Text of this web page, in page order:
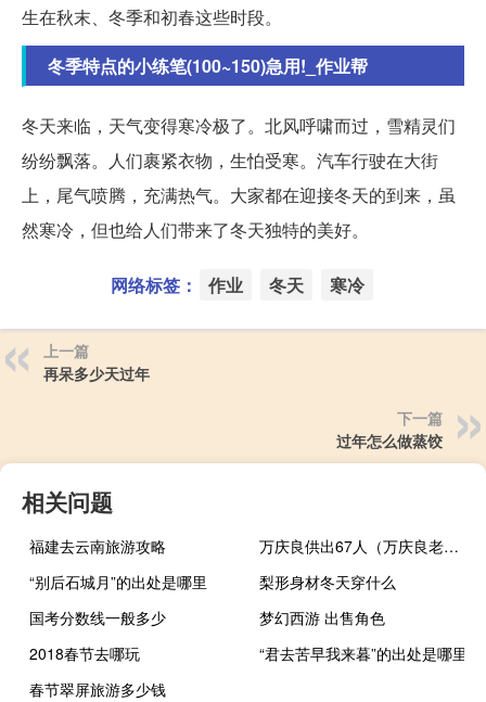
生在秋末、冬季和初春这些时段。
冬季特点的小练笔(100~150)急用!_作业帮
冬天来临，天气变得寒冷极了。北风呼啸而过，雪精灵们
纷纷飘落。人们裹紧衣物，生怕受寒。汽车行驶在大街
上，尾气喷腾，充满热气。大家都在迎接冬天的到来，虽
然寒冷，但也给人们带来了冬天独特的美好。
网络标签： 作业 冬天 寒冷
上一篇
再呆多少天过年
下一篇
过年怎么做蒸饺
相关问题
福建去云南旅游攻略
万庆良供出67人（万庆良老婆）
“别后石城月”的出处是哪里
梨形身材冬天穿什么
国考分数线一般多少
梦幻西游 出售角色
2018春节去哪玩
“君去苦早我来暮”的出处是哪里
春节翠屏旅游多少钱